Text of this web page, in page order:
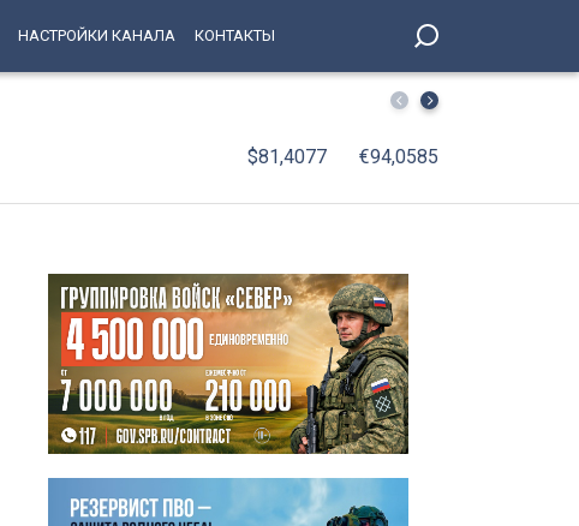
НАСТРОЙКИ КАНАЛА КОНТАКТЫ
С января по июнь 2026 года оборот организаций
$81,4077 €94,0585